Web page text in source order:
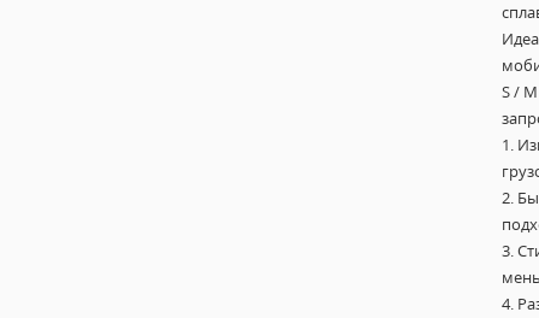
S /
1.
2.
3.
4.